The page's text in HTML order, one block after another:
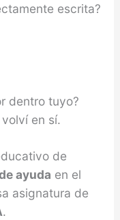
escrita?
dentro tuyo?
en sí.
de
ayuda en el
asignatura de
.